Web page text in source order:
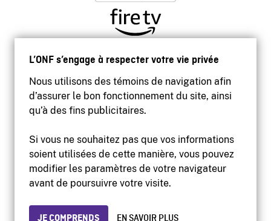
L’ONF s’engage à respecter votre vie privée
Nous utilisons des témoins de navigation afin
d’assurer le bon fonctionnement du site, ainsi
qu’à des fins publicitaires.
Si vous ne souhaitez pas que vos informations
soient utilisées de cette manière, vous pouvez
modifier les paramètres de votre navigateur
avant de poursuivre votre visite.
JE COMPRENDS EN SAVOIR PLUS
Accessibilité
Site institutionnel
Protection des renseignements personnels